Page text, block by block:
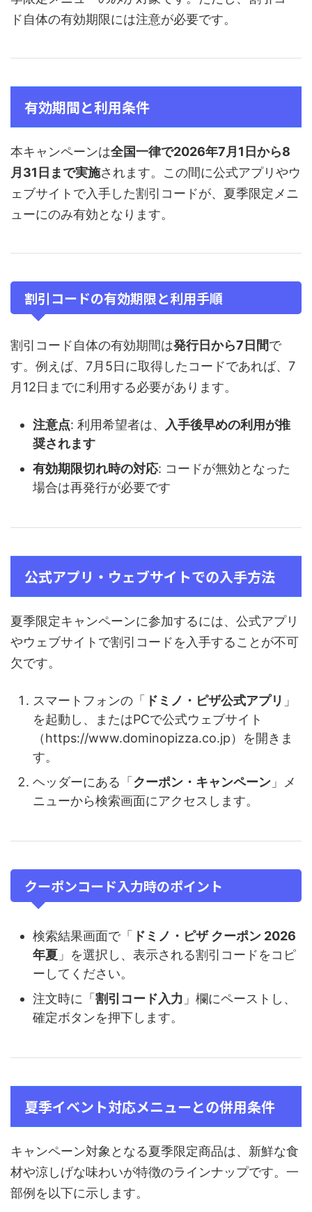
ド自体の有効期限には注意が必要です。
有効期間と利用条件
本キャンペーンは全国一律で2026年7月1日から8
月31日まで実施されます。この間に公式アプリやウ
ェブサイトで入手した割引コードが、夏季限定メニ
ューにのみ有効となります。
割引コードの有効期限と利用手順
割引コード自体の有効期間は発行日から7日間で
す。例えば、7月5日に取得したコードであれば、7
月12日までに利用する必要があります。
注意点: 利用希望者は、
入手後早めの利用が推
奨されます
有効期限切れ時の対応: コードが無効となった
場合は再発行が必要です
公式アプリ・ウェブサイトでの入手方法
夏季限定キャンペーンに参加するには、公式アプリ
やウェブサイトで割引コードを入手することが不可
欠です。
スマートフォンの「 ドミノ・ピザ公式アプリ 」
を起動し、またはPCで公式ウェブサイト
（https://www.dominopizza.co.jp）を開きま
す。
ヘッダーにある「クーポン・キャンペーン 」メ
ニューから検索画面にアクセスします。
クーポンコード入力時のポイント
検索結果画面で「 ドミノ・ピザ クーポン 2026
年夏 」を選択し、表示される割引コードをコピ
ーしてください。
注文時に「割引コード入力 」欄にペーストし、
確定ボタンを押下します。
夏季イベント対応メニューとの併用条件
キャンペーン対象となる夏季限定商品は、新鮮な食
材や涼しげな味わいが特徴のラインナップです。一
部例を以下に示します。